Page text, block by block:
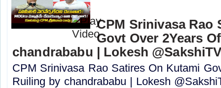
CPM Srinivasa Rao
Govt Over 2Years
chandrababu | Lokesh
CPM Srinivasa Rao Satires On Kutami
Ruiling by chandrababu | Lokesh